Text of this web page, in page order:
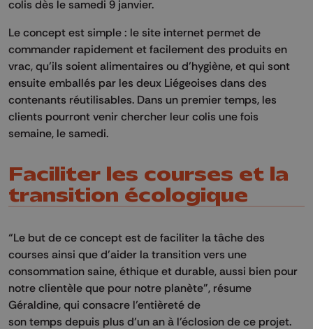
colis dès le samedi 9 janvier.
Le concept est simple : le site internet permet de
commander rapidement et facilement des produits en
vrac, qu’ils soient alimentaires ou d’hygiène, et qui sont
ensuite emballés par les deux Liégeoises dans des
contenants réutilisables. Dans un premier temps, les
clients pourront venir chercher leur colis une fois
semaine, le samedi.
Faciliter les courses et la
transition écologique
“Le but de ce concept est de faciliter la tâche des
courses ainsi que d’aider la transition vers une
consommation saine, éthique et durable, aussi bien pour
notre clientèle que pour notre planète”, résume
Géraldine, qui consacre l’entièreté de
son temps depuis plus d’un an à l’éclosion de ce projet.